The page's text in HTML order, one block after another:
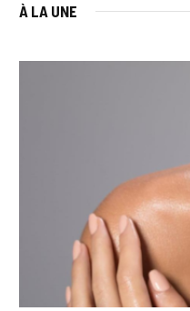
À LA UNE